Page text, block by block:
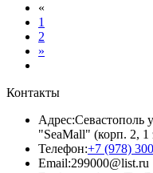
«
1
2
»
Контакты
Адрес:Севастополь
"SeaMall" (корп. 2, 1
Телефон:+7 (978)
Email:299000@list.ru